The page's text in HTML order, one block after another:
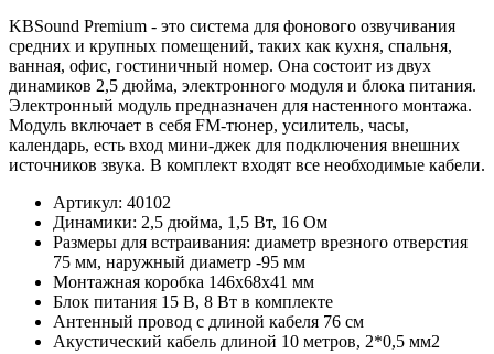
KBSound Premium - это система для фонового озвучивания
средних и крупных помещений, таких как кухня, спальня,
ванная, офис, гостиничный номер. Она состоит из двух
динамиков 2,5 дюйма, электронного модуля и блока питания.
Электронный модуль предназначен для настенного монтажа.
Модуль включает в себя FM-тюнер, усилитель, часы,
календарь, есть вход мини-джек для подключения внешних
источников звука. В комплект входят все необходимые кабели.
Артикул: 40102
Динамики: 2,5 дюйма, 1,5 Вт, 16 Ом
Размеры для встраивания: диаметр врезного отверстия
75 мм, наружный диаметр -95 мм
Монтажная коробка 146x68x41 мм
Блок питания 15 В, 8 Вт в комплекте
Антенный провод с длиной кабеля 76 см
Акустический кабель длиной 10 метров, 2*0,5 мм2